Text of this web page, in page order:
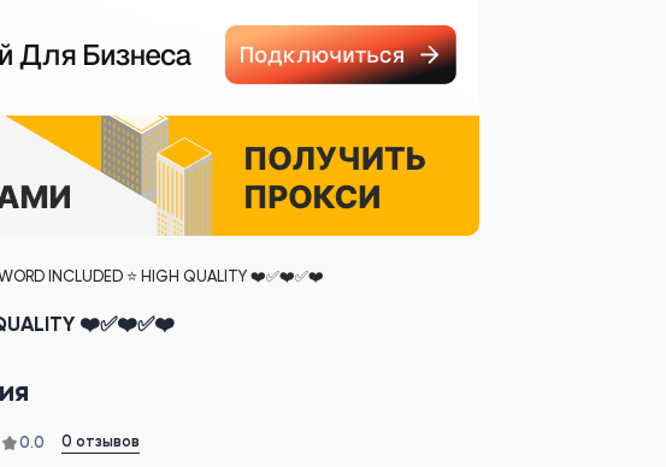
INCLUDED ⭐ HIGH QUALITY ❤️✅❤️✅❤️
QUALITY ❤️✅❤️✅❤️
0.0 0 отзывов